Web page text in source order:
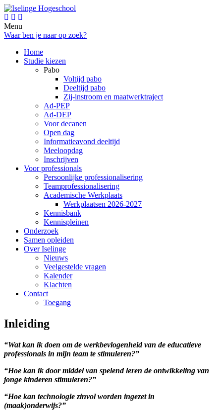
Menu
Waar ben je naar op zoek?
Home
Studie kiezen
Pabo
Voltijd pabo
Deeltijd pabo
Zij-instroom en maatwerktraject
Ad-PEP
Ad-DEP
Voor decanen
Open dag
Informatieavond deeltijd
Meeloopdag
Inschrijven
Voor professionals
Persoonlijke professionalisering
Teamprofessionalisering
Academische Werkplaats
Werkplaatsen 2026-2027
Kennisbank
Kennispleinen
Onderzoek
Samen opleiden
Over Iselinge
Nieuws
Veelgestelde vragen
Kalender
Klachten
Contact
Toegang
Inleiding
“Wat kan ik doen om de werkbevlogenheid van de educatieve
professionals in mijn team te stimuleren?”
“Hoe kan ik door middel van spelend leren de ontwikkeling van
jonge kinderen stimuleren?”
“Hoe kan technologie zinvol worden ingezet in
(maak)onderwijs?”